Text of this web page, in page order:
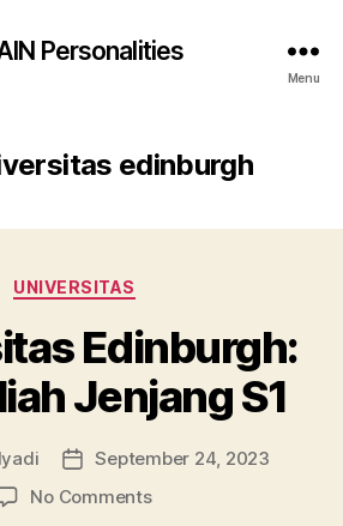
Personalities
Menu
edinburgh
Categories
UNIVERSITAS
Edinburgh:
Jenjang S1
PostSeptember 24, 2023
No Commentson